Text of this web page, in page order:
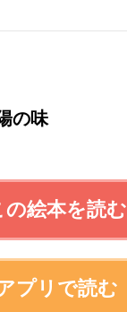
の味
の絵本を読む
プリで読む